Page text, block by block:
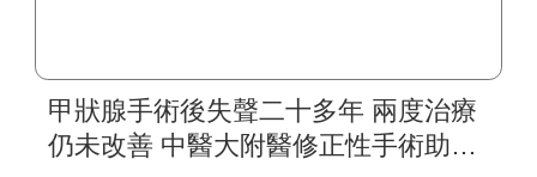
甲狀腺手術後失聲二十多年 兩度治療
仍未改善 中醫大附醫修正性手術助四